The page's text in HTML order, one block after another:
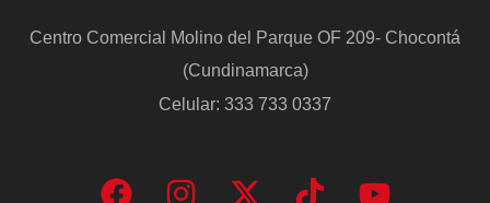
Centro Comercial Molino del Parque OF 209- Chocontá
(Cundinamarca)
Celular: 333 733 0337